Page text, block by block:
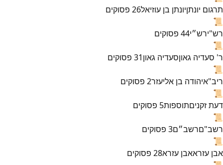
תרגום יונתןיונתן בן עוזיאל26 פסוקים
📜
רש"ירש״י44 פסוקים
📜
ר' סעדיה גאוןסעדיה גאון31 פסוקים
📜
ריב"איהודה בן אליעזר2 פסוקים
📜
דעת זקניםתוספות5 פסוקים
📜
רשב"םרשב״ם3 פסוקים
📜
אבן עזראאבן עזרא28 פסוקים